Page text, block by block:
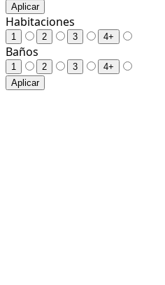
Aplicar
Habitaciones
1 2 3 4+
Baños
1 2 3
4+
Aplicar